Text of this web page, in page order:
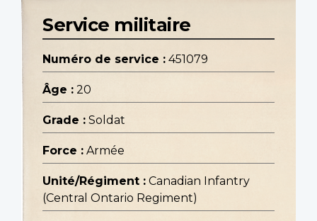
Service militaire
Numéro de service : 451079
Âge : 20
Grade : Soldat
Force : Armée
Unité/Régiment : Canadian Infantry
(Central Ontario Regiment)